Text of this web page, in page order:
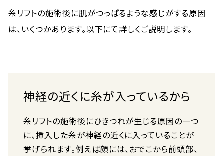
糸リフトの施術後に肌がつっぱるような感じがする原因
は、いくつかあります。以下にて詳しくご説明します。
神経の近くに糸が入っているから
糸リフトの施術後にひきつれが生じる原因の一つ
に、挿入した糸が神経の近くに入っていることが
挙げられます。例えば顔には、おでこから前頭部、